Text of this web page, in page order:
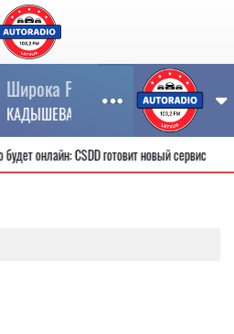
Широка Река
КАДЫШЕВА Надежда & ЗАЦЕПИН Антон
онлайн: CSDD готовит новый сервис